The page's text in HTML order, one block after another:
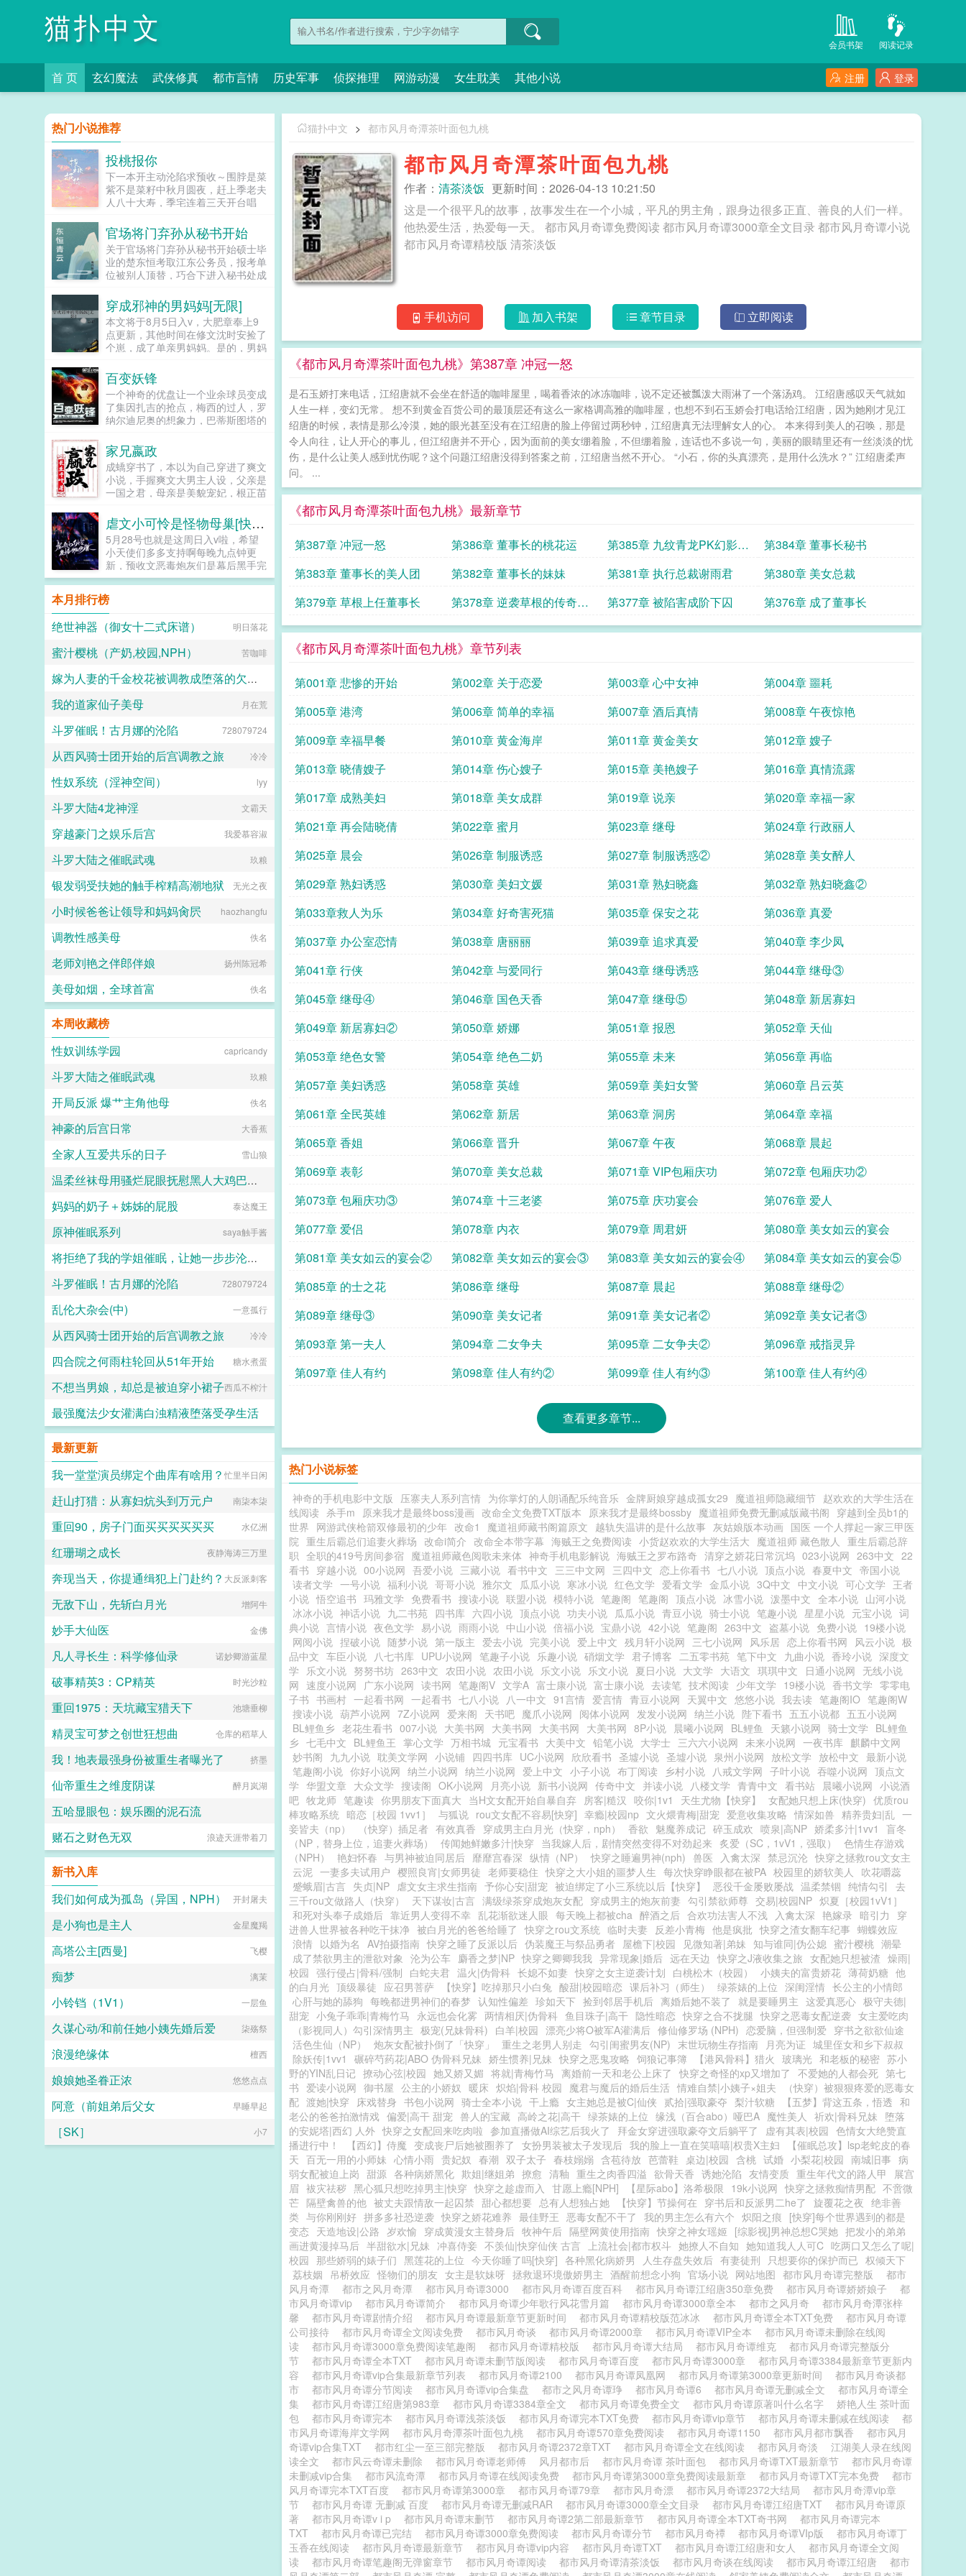
猫扑中文 阅读记录
会员书架
首 页 玄幻魔法 武侠修真 都市言情 历史军事 侦探推理 网游动漫 女生耽美 其他小说 登录
注册
猫扑中文 > 都市风月奇潭茶叶面包九桃
都市风月奇潭茶叶面包九桃
作者： 清茶淡饭 更新时间：2026-04-13 10:21:50
这是一个很平凡的故事，故事发生在一个小城，平凡的男主角，跟身边很多正直、善良的人们一样。
他热爱生活，热爱每一天。 都市风月奇谭免费阅读 都市风月奇谭3000章全文目录 都市风月奇谭小说
都市风月奇谭精校版 清茶淡饭
手机访问 加入书架 章节目录 立即阅读
《都市风月奇潭茶叶面包九桃》第387章 冲冠一怒
是石玉娇打来电话，江绍唐就不会坐在舒适的咖啡屋里，喝着香浓的冰冻咖啡，说不定还被瓢泼大雨淋了一个落汤鸡。 江绍唐感叹天气就如
人生一样，变幻无常。 想不到黄金百货公司的最顶层还有这么一家格调高雅的咖啡屋，也想不到石玉娇会打电话给江绍唐，因为她刚才见江
绍唐的时候，表情是那么冷漠，她的眼光甚至没有在江绍唐的脸上停留过两秒钟，江绍唐真无法理解女人的心。 本来得到美人的召唤，那是
令人向往，让人开心的事儿，但江绍唐并不开心，因为面前的美女绷着脸，不但绷着脸，连话也不多说一句，美丽的眼睛里还有一丝淡淡的忧
伤，是什么让美人感到忧伤呢？这个问题江绍唐没得到答案之前，江绍唐当然不开心。 “小石，你的头真漂亮，是用什么洗水？” 江绍唐柔声
问。 ...
《都市风月奇潭茶叶面包九桃》最新章节
第387章 冲冠一怒 第386章 董事长的桃花运
第385章 九纹青龙PK幻影媚
术
第384章 董事长秘书
第383章 董事长的美人团
第382章 董事长的妹妹 第381章 执行总裁谢雨君
第380章 美女总裁
第379章 草根上任董事长
第378章 逆袭草根的传奇胜
利
第377章 被陷害成阶下囚 第376章 成了董事长
《都市风月奇潭茶叶面包九桃》章节列表
第001章 悲惨的开始 第002章 关于恋爱 第003章 心中女神
第004章 噩耗
第005章 港湾
第006章 简单的幸福 第007章 酒后真情
第008章 午夜惊艳
第009章 幸福早餐
第010章 黄金海岸 第011章 黄金美女
第012章 嫂子
第013章 晓倩嫂子
第014章 伤心嫂子 第015章 美艳嫂子
第016章 真情流露
第017章 成熟美妇
第018章 美女成群 第019章 说亲
第020章 幸福一家
第021章 再会陆晓倩
第022章 蜜月 第023章 继母
第024章 行政丽人
第025章 晨会
第026章 制服诱惑 第027章 制服诱惑②
第028章 美女醉人
第029章 熟妇诱惑
第030章 美妇文媛 第031章 熟妇晓鑫
第032章 熟妇晓鑫②
第033章救人为乐
第034章 好奇害死猫 第035章 保安之花
第036章 真爱
第037章 办公室恋情
第038章 唐丽丽 第039章 追求真爱
第040章 李少凤
第041章 行侠
第042章 与爱同行 第043章 继母诱惑
第044章 继母③
第045章 继母④
第046章 国色天香 第047章 继母⑤
第048章 新居寡妇
第049章 新居寡妇②
第050章 娇娜 第051章 报恩
第052章 天仙
第053章 绝色女警
第054章 绝色二奶 第055章 未来
第056章 再临
第057章 美妇诱惑
第058章 英雄 第059章 美妇女警
第060章 吕云英
第061章 全民英雄
第062章 新居 第063章 洞房
第064章 幸福
第065章 香姐
第066章 晋升 第067章 午夜
第068章 晨起
第069章 表彰
第070章 美女总裁 第071章 VIP包厢庆功
第072章 包厢庆功②
第073章 包厢庆功③
第074章 十三老婆 第075章 庆功宴会
第076章 爱人
第077章 爱侣
第078章 内衣 第079章 周君妍
第080章 美女如云的宴会
第081章 美女如云的宴会②
第082章 美女如云的宴会③ 第083章 美女如云的宴会④
第084章 美女如云的宴会⑤
第085章 的士之花
第086章 继母 第087章 晨起
第088章 继母②
第089章 继母③
第090章 美女记者 第091章 美女记者②
第092章 美女记者③
第093章 第一夫人
第094章 二女争夫 第095章 二女争夫②
第096章 戒指灵异
第097章 佳人有约
第098章 佳人有约② 第099章 佳人有约③ 第100章 佳人有约④
查看更多章节...
热门小说标签
神奇的手机电影中文版 压寨夫人系列言情 为你掌灯的人朗诵配乐纯音乐 金牌厨娘穿越成孤女29 魔道祖师隐藏细节 赵欢欢的大学生活在
线阅读 杀手m 原来我才是最终boss漫画 改命全文免费TXT版本 原来我才是最终bossby 魔道祖师免费无删减版藏书阁 穿越到全员b1的
世界 网游武侠枪箭双修最初的少年 改命1 魔道祖师藏书阁篇原文 越轨失温讲的是什么故事 灰姑娘版本动画 国医 一个人撑起一家三甲医
院 重生后霸总们追妻火葬场 改命i简介 改命全本带字幕 海贼王之免费阅读 小货赵欢欢的大学生活大 魔道祖师 藏色散人 重生后霸总辞
职 全职的419号房间参宿 魔道祖师藏色阅歌未来体 神奇手机电影解说 海贼王之罗布路奇 清穿之娇花日常沉坞 023小说网 263中文 22
看书 穿越小说 00小说网 吾爱小说 三藏小说 看书中文 三三中文网 三四中文 恋上你看书 七八小说 顶点小说 春夏中文 帝国小说
读者文学 一号小说 福利小说 哥哥小说 雅尔文 瓜瓜小说 寒冰小说 红色文学 爱看文学 金瓜小说 3Q中文 中文小说 可心文学 王者
小说 悟空追书 玛雅文学 免费看书 搜读小说 联盟小说 模特小说 笔趣阁 笔趣阁 顶点小说 冰雪小说 泼墨中文 全本小说 山河小说
冰冰小说 神话小说 九二书苑 四书库 六四小说 顶点小说 功夫小说 瓜瓜小说 青豆小说 骑士小说 笔趣小说 星星小说 元宝小说 词
典小说 言情小说 夜色文学 易小说 雨雨小说 中山小说 倍福小说 宝鼎小说 42小说 笔趣阁 263中文 盗墓小说 免费小说 19楼小说
网阅小说 捏破小说 随梦小说 第一版主 爱去小说 完美小说 爱上中文 残月轩小说网 三七小说网 风乐居 恋上你看书网 风云小说 极
品中文 车臣小说 八七书库 UPU小说网 笔趣子小说 乐趣小说 硝烟文学 君子博客 二五零书苑 笔下中文 九曲小说 香玲小说 深度文
学 乐文小说 努努书坊 263中文 农田小说 农田小说 乐文小说 乐文小说 夏日小说 大文学 大语文 琪琪中文 日通小说网 无线小说
网 速度小说网 广东小说网 读书网 笔趣阁V 文学A 富士康小说 富士康小说 去读笔 技术阅读 少年文学 19楼小说 香书文学 零零电
子书 书画村 一起看书网 一起看书 七八小说 八一中文 91言情 爱言情 青豆小说网 天翼中文 悠悠小说 我去读 笔趣阁IO 笔趣阁W
搜读小说 葫芦小说网 7Z小说网 爱来阁 天书吧 魔爪小说网 阅体小说网 发发小说网 纳兰小说 陛下看书 五五小说都 五五小说网
BL鲤鱼乡 老花生看书 007小说 大美书网 大美书网 大美书网 大美书网 8P小说 晨曦小说网 BL鲤鱼 天籁小说网 骑士文学 BL鲤鱼
乡 七毛中文 BL鲤鱼王 掌心文学 万相书城 元宝看书 大美中文 铅笔小说 大学士 三六六小说网 未来小说网 一夜书库 麒麟中文网
妙书阁 九九小说 耽美文学网 小说铺 四四书库 UC小说网 欣欣看书 圣墟小说 圣墟小说 泉州小说网 放松文学 放松中文 最新小说
笔趣阁小说 你好小说网 纳兰小说网 纳兰小说网 爱上中文 小子小说 布丁阅读 乡村小说 八戒文学网 子叶小说 吞噬小说网 顶点文
学 华盟文章 大众文学 搜读阁 OK小说网 月亮小说 新书小说网 传奇中文 并读小说 八楼文学 青青中文 看书站 晨曦小说网 小说酒
吧 牧龙师 笔趣读 你男朋友下面真大 当H文女配开始自暴自弃 房客|糙汉 咬你|1v1 天生尤物【快穿】 女配她只想上床(快穿) 优质rou
棒攻略系统 暗恋［校园 1vv1］ 与狐说 rou文女配不容易[快穿] 幸瘾|校园np 文火煨青梅|甜宠 爱意收集攻略 情深如兽 精养贵妇|乱 一
妾皆夫（np）
（快穿）插足者 有效真香 穿成男主白月光（快穿，nph） 香欲 魅魔养成记 碎玉成欢 喷泉|高NP 娇柔多汁|1vv1
盲冬
（NP，替身上位，追妻火葬场）
传闻她鲜嫩多汁|快穿 当我嫁人后，剧情突然变得不对劲起来 炙爱（SC，1vV1，强取）
色情生存游戏
（NPH）
艳妇怀春 与男神被迫同居后 靡靡宫春深 纵情（NP） 快穿之睡遍男神(nph) 兽医 入禽太深 禁忌沉沦 快穿之拯救rou文女主
云泥 一妻多夫试用户 樱照良宵|女师男徒 老师要稳住 快穿之大小姐的噩梦人生 每次快穿睁眼都在被PA 校园里的娇软美人
吹花嚼蕊
蹙蛾眉|古言 失贞|NP 虐文女主求生指南 予你心安|甜宠 被迫绑定了小三系统以后【快穿】 恶役千金屡败屡战 温柔禁锢 纯情勾引
去
三千rou文做路人（快穿）
天下谋妆|古言 满级绿茶穿成炮灰女配 穿成男主的炮灰前妻 勾引禁欲师尊 交易|校园NP 炽夏［校园1vV1］
和死对头奉子成婚后 靠近男人变得不幸 乱花渐欲迷人眼 每天晚上都被cha 醉酒之后 合欢功法害人不浅 入禽太深 艳嫁录 暗引力
穿
进兽人世界被各种吃干抹净 被白月光的爸爸给睡了 快穿之rou文系统 临时夫妻 反差小青梅 他是疯批 快穿之渣女翻车纪事 蝴蝶效应
浪情 以婚为名 AV拍摄指南 快穿之睡了反派以后 伪装魔王与祭品勇者 屋檐下|校园 见微知著|弟妹 知与谁同|伪公媳 蜜汁樱桃 潮晕
成了禁欲男主的泄欲对象 沦为公车 麝香之梦|NP 快穿之卿卿我我 异常现象|婚后 远在天边 快穿之J液收集之旅 女配她只想被渣 燥雨|
校园 强行侵占|骨科/强制 白蛇夫君 温火|伪骨科 长媳不如妻 快穿之女主逆袭计划 白桃松木（校园） 小姨夫的富贵娇花 薄荷奶糖 他
的白月光 顶级暴徒 应召男菩萨 【快穿】吃掉那只小白兔 酸甜|校园暗恋 课后补习（师生） 绿茶婊的上位 深闺淫情 长公主的小情郎
心肝与她的舔狗 每晚都进男神们的春梦 认知性偏差 珍如天下 捡到邻居手机后 离婚后她不装了 就是要睡男主 这爱真恶心 极守夫德|
甜宠 小兔子乖乖|青梅竹马 永远也会化雾 两情相厌|伪骨科 鱼目珠子|高干 隐性暗恋 快穿之合不拢腿 快穿之恶毒女配逆袭 女主爱吃肉
（影视同人）勾引深情男主 极宠(兄妹骨科) 白羊|校园 漂亮少将O被军A灌满后 修仙修罗场 (NPH) 恋爱脑，但强制爱 穿书之欲欲仙途
活色生仙（NP）
炮灰女配被扑倒了「快穿」 重生之老男人别走 勾引闺蜜男友(NP) 末世玩物生存指南 月亮为证 城里侄女和乡下叔叔
除妖传|1vv1
碾碎芍药花|ABO 伪骨科兄妹 娇生惯养|兄妹 快穿之恶鬼攻略 饲狼记事簿 【港风骨科】猎火 玻璃光 和老板的秘密 苏小
野的YIN乱日记 撩动心弦|校园 她又娇又媚 将就|青梅竹马 离婚前一天和老公上床了 快穿之奇怪的xp又增加了 不爱她的人都会死 第七
书 爱读小说网 御书屋 公主的小娇奴 暖床 炽焰|骨科 校园 魔君与魔后的婚后生活 情难自禁|小姨子×姐夫
（快穿）被狠狠疼爱的恶毒女
配 渡她|快穿 床戏替身 书包小说网 骑士全本小说 干上瘾 女主她总是被C|仙侠 贰拾|强取豪夺 梨汁软糖 【五梦】背这五条，悟透 和
老公的爸爸拍激情戏 偏爱|高干 甜宠 兽人的宝藏 高岭之花|高干 绿茶婊的上位 缘浅（百合abo）哑巴A 魔性美人 祈欢|骨科兄妹 堕落
的安妮塔|西幻 人外 快穿之女配回来吃肉啦 参加直播做AI综艺后我火了 拜金女穿进强取豪夺文后躺平了 虚有其表|校园 色情女大绝赞直
播进行中！
【西幻】侍魔 变成丧尸后她被圈养了 女扮男装被太子发现后 我的脸上一直在笑嘻嘻|权贵X主妇
【催眠总攻】lsp老蛇皮的春
天 百无一用的小师妹 心情小雨 贵妃奴 春潮 双子太子 春枝嫋嫋 含苞待放 芭蕾鞋 桌边|校园 含桃 试婚 小梨花|校园 南城旧事 病
弱女配被迫上岗 甜源 各种病娇黑化 欺姐|继姐弟 撩愈 清釉 重生之肉香四溢 欲骨天香 诱她沦陷 友情变质 重生年代文的路人甲
展宫
眉 袚灾祛秽 黑心狐只想吃掉男主|快穿 快穿之趁虚而入 甘愿上瘾[NPH] 【星际abo】洛希极限 19k小说网 快穿之拯救痴情男配 不啻微
芒 隔壁禽兽的他 被丈夫跟情敌一起囚禁 甜心都想要 总有人想独占她 【快穿】节操何在 穿书后和反派男二he了 旋覆花之夜 绝非善
类 与你刚刚好 拼多多社恐逆袭 快穿之娇花难养 最佳野王 恶毒女配不干了 我的男主怎么有六个 炽阳之痕 [快穿]每个世界遇到的都是
变态 天造地设|公路 岁欢愉 穿成黄漫女主替身后 牧神午后 隔壁网黄使用指南 快穿之神女瑶姬 [综影视]男神总想C哭她 把发小的弟弟
画进黄漫掉马后 半甜欲水|兄妹 冲喜侍妾 不羡仙|快穿仙侠 古言 上流社会|都市权斗 她撩人不自知 她知道我人人可C 吃两口又怎么了呢|
校园 那些娇弱的婊子们 黑莲花的上位 今天你睡了吗[快穿] 各种黑化病娇男 人生存盘失效后 有妻徒刑 只想要你的保护而已 权倾天下
荔枝姻
吊桥效应 怪物们的朋友 女主是软妹呀 拯救退环境傲娇男主 酒醒前想念小狗 官场小说 网站地图 都市风月奇谭完整版
都市
风月奇潭
都市之风月奇潭 都市风月奇谭3000 都市风月奇谭百度百科 都市风月奇谭江绍唐350章免费 都市风月奇谭娇娇娘子
都
市风月奇谭vip
都市风月奇谭简介 都市风月奇谭少年歌行风花雪月篇 都市风月奇谭3000章全本 都市之风月奇
都市风月奇潭张梓
馨
都市风月奇谭剧情介绍 都市风月奇谭最新章节更新时间 都市风月奇谭精校版范冰冰 都市风月奇谭全本TXT免费
都市风月奇谭
公司接待
都市风月奇谭全文阅读免费 都市风月奇谈 都市风月奇谭2000章 都市风月奇谭VIP全本
都市风月奇谭未删除在线阅
读
都市风月奇谭3000章免费阅读笔趣阁 都市风月奇谭精校版 都市风月奇谭大结局 都市风月奇谭维克
都市风月奇谭完整版分
节
都市风月奇谭全本TXT 都市风月奇谭未删节版阅读 都市风月奇谭百度 都市风月奇谭3000章
都市风月奇谭3384最新章节更新内
容
都市风月奇谭vip合集最新章节列表 都市风月奇谭2100 都市风月奇谭凤凰网 都市风月奇谭第3000章更新时间
都市风月奇谈都
市
都市风月奇谭分节阅读 都市风月奇谭vip合集盘 都市之风月奇谭琤 都市风月奇谭6 都市风月奇谭无删减全文
都市风月奇谭全
集
都市风月奇谭江绍唐第983章 都市风月奇谭3384章全文 都市风月奇谭免费全文 都市风月奇谭原著叫什么名字
娇艳人生 茶叶面
包
都市风月奇谭完本 都市风月奇谭浅茶淡饭 都市风月奇谭完本TXT免费 都市风月奇谭vip章节 都市风月奇谭未删减在线阅读
都
市风月奇谭海岸文学网
都市风月奇潭茶叶面包九桃 都市风月奇谭570章免费阅读 都市风月奇谭1150 都市风月都市飘香
都市风月
奇谭vip合集TXT
都市红尘一至三部完整版 都市风月奇谭2372章TXT 都市风月奇谭全文在线阅读 都市风月奇淡
江湖美人录在线阅
读全文
都市风云奇谭未删除 都市风月奇谭老师傅 风月都市后 都市风月奇谭 茶叶面包 都市风月奇谭TXT最新章节
都市风月奇谭
未删减vip合集
都市风流奇潭 都市风月奇谭在线阅读免费 都市风月奇谭第3000章免费阅读最新章 都市风月奇谭TXT完本免费
都市
风月奇谭完本TXT百度
都市风月奇谭第3000章 都市风月奇谭79章 都市风月奇漂 都市风月奇谭2372大结局
都市风月奇潭vip章
节
都市风月奇谭 无删减 百度 都市风月奇谭无删减RAR 都市风月奇谭3000章全文目录 都市风月奇谭江绍唐TXT
都市风月奇谭原
著
都市风月奇谭v i p 都市风月奇谭末删节 都市风月奇谭2第二部最新章节 都市风月奇谭全本TXT奇书网
都市风月奇谭完本
TXT
都市风月奇谭已完结 都市风月奇谭3000章免费阅读 都市风月奇谭分节 都市风月奇禫 都市风月奇谭VIp版
都市风月奇谭丁
玉香在线阅读
都市风月奇谭最新章节 都市风月奇谭vip内容 都市风月奇谭TXT 都市风月奇谭江绍唐和女人
都市风月奇谭全文阅
读
都市风月奇谭笔趣阁无弹窗章节 都市风月奇谭阅读 都市风月奇谭清茶淡饭 都市风月奇谈在线阅读 都市风月奇谭江绍唐
都市
热门小说推荐
投桃报你
下一本开主动沦陷求预收～围脖是菜
紫不是菜籽中秋月圆夜，赶上季老夫
人八十大寿，季宅连着三天开台唱
小厮连忙赶去通报四爷回来了！四爷
回来了！小姐少爷们纷纷起身，...
官场将门弃孙从秘书开始
关于官场将门弃孙从秘书开始硕士毕
业的楚东恒考取江东公务员，报考单
位被别人顶替，巧合下进入秘书处成
作认真负责，一个偶然机会让他人生
改变…同时他也识得自己难以决择的
身世…哥不在江湖，却留下哥才色双
绝的传说东恒出品绝对精品你想成为
高昆我成全你你一意孤行，那别怪我
规则...
穿成邪神的男妈妈[无限]
本文将于8月5日入v，大肥章奉上9
点更新，其他时间在修文沈时安捡了
个崽，成了单亲男妈妈。是的，男妈
子坚持自己是沈时安生出来的崽。沈
时安认了，毕竟大学老师的他，带崽
好像...
百变妖锋
一个神奇的优盘让一个业余球员变成
了集因扎吉的抢点，梅西的过人，罗
纳尔迪尼奥的想象力，巴蒂斯图塔的
锋。百变妖锋书友群336837432百
变妖锋铁杆群118285871小说关键
词百变妖锋无弹窗百变妖锋txt全集下
载百变妖锋最新章节阅读...
家兄嬴政
成蟜穿书了，本以为自己穿进了爽文
小说，手握爽文大男主人设，父亲是
一国之君，母亲是美貌宠妃，根正苗
自己还有一个在赵国做人质，且不得
宠的哥哥，大名叫做嬴政千古一...虐文小可怜是怪物母巢[快穿]
5月28号也就是这周日入v啦，希望
小天使们多多支持啊每晚九点钟更
新，预收文恶毒炮灰们是幕后黑手完
结文我只是一个弱小可怜又无助的昏
君灵气复苏后我和马甲们开启了工业
革命祖传技能的各种应用快穿...
本月排行榜
绝世神器（御女十二式床谱）
明日落花
蜜汁樱桃（产奶,校园,NPH） 苦咖啡
嫁为人妻的千金校花被调教成堕落的欠肏肥臀母猪
yeqingxuan
我的道家仙子美母 月在荒
斗罗催眠！古月娜的沦陷 728079724
从西风骑士团开始的后宫调教之旅 冷冷
性奴系统（淫神空间） lyy
斗罗大陆4龙神淫 文霸天
穿越豪门之娱乐后宫 我爱慕容淑
斗罗大陆之催眠武魂 玖粮
银发弱受扶她的触手榨精高潮地狱 无光之夜
小时候爸爸让领导和妈妈肏屄 haozhangfu
调教性感美母 佚名
老师刘艳之伴郎伴娘 扬州陈冠希
美母如烟，全球首富 佚名
本周收藏榜
性奴训练学园
capricandy
斗罗大陆之催眠武魂 玖粮
开局反派 爆艹主角他母 佚名
神豪的后宫日常 大香蕉
全家人互爱共乐的日子 雪山狼
温柔丝袜母用骚烂屁眼抚慰黑人大鸡巴的淫乱群交摄影记录
佚名
妈妈的奶子＋姊姊的屁股 泰达魔王
原神催眠系列 saya触手酱
将拒绝了我的学姐催眠，让她一步步沦陷为我的母狗（把背叛自己的学姐变成对自己忠心耿耿的母狗）
jiuliang
斗罗催眠！古月娜的沦陷 728079724
乱伦大杂会(中) 一意孤行
从西风骑士团开始的后宫调教之旅 冷冷
四合院之何雨柱轮回从51年开始 糖水煮蛋
不想当男娘，却总是被迫穿小裙子西瓜不榨汁
最强魔法少女灌满白浊精液堕落受孕生活
最新更新
我一堂堂演员绑定个曲库有啥用？ 忙里半日闲
赶山打猎：从寡妇炕头到万元户 南柒本柒
重回90，房子门面买买买买买买 水亿洲
红珊瑚之成长 夜静海涛三万里
奔现当天，你提通缉犯上门赴约？ 大反派刺客
无敌下山，先斩白月光 增阿牛
妙手大仙医 金佛
凡人寻长生：科学修仙录 诺妙卿游蓝星
破事精英3：CP精英 时光沙粒
重回1975：天坑藏宝猎天下 池塘垂柳
精灵宝可梦之创世狂想曲 仓库的稻草人
我！地表最强身份被重生者曝光了 挤墨
仙帝重生之维度阴谋 醉月岚湖
五哈显眼包：娱乐圈的泥石流
来支红塔山快活似神仙
赌石之财色无双 浪迹天涯带着刀
新书入库
我们如何成为孤岛（异国，NPH）
开封屠夫
是小狗也是主人 金星魔羯
高塔公主[西曼] 飞樱
痴梦 漓茉
小铃铛（1V1） 一层鱼
久谋心动/和前任她小姨先婚后爱 柒殇祭
浪漫绝缘体 檀西
娘娘她圣眷正浓 悠悠点点
阿意（前姐弟后父女 早睡早起
［SK］ 小7